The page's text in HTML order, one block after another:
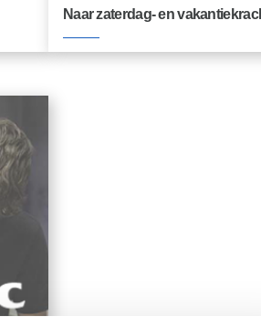
Naar zaterdag- en